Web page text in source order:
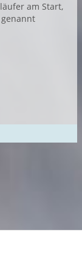
am Start,